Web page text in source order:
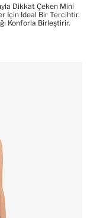
Dikkat Çeken Mini
Için Ideal Bir Tercihtir.
Konforla Birleştirir.